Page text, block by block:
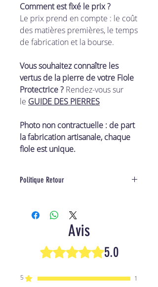
Comment est fixé le prix ?
Le prix prend en compte : le coût
des matières premières, le temps
de fabrication et la bourse.
Vous souhaitez connaître les
vertus de la pierre de votre Fiole
Protectrice ? Rendez-vous sur
le GUIDE DES PIERRES
Photo non contractuelle : de part
la fabrication artisanale, chaque
fiole est unique.
Politique Retour
personnalisé, cet objet n'est ni
échangeable, ni remboursable.
Avis
Noté 5 sur 5. 5.0
5 1